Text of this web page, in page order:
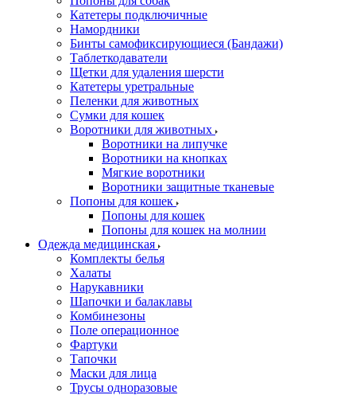
Катетеры подключичные
Намордники
Бинты самофиксирующиеся (Бандажи)
Таблеткодаватели
Щетки для удаления шерсти
Катетеры уретральные
Пеленки для животных
Сумки для кошек
Воротники для животных
Воротники на липучке
Воротники на кнопках
Мягкие воротники
Воротники защитные тканевые
Попоны для кошек
Попоны для кошек
Попоны для кошек на молнии
Одежда медицинская
Комплекты белья
Халаты
Нарукавники
Шапочки и балаклавы
Комбинезоны
Поле операционное
Фартуки
Тапочки
Маски для лица
Трусы одноразовые